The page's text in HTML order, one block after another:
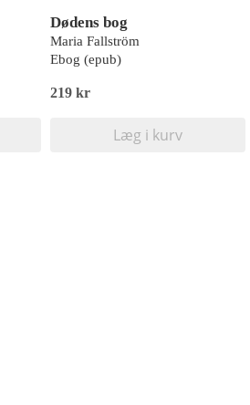
Dødens bog
Maria Fallström
Ebog (epub)
219 kr
Læg i kurv